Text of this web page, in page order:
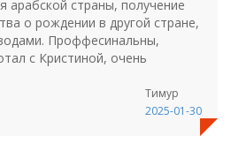
страны, получение
о рождении в другой стране,
Проффесинальны,
с Кристиной, очень
Тимур
2025-01-30